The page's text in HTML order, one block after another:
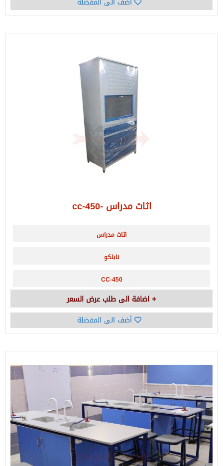
اثاث مدراس -cc-450
اثاث مدراس
نابلكو
CC-450
اضافة الى طلب عرض السعر
أضف الى المفضلة